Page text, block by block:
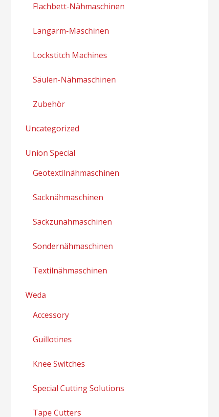
Flachbett-Nähmaschinen
Langarm-Maschinen
Lockstitch Machines
Säulen-Nähmaschinen
Zubehör
Uncategorized
Union Special
Geotextilnähmaschinen
Sacknähmaschinen
Sackzunähmaschinen
Sondernähmaschinen
Textilnähmaschinen
Weda
Accessory
Guillotines
Knee Switches
Special Cutting Solutions
Tape Cutters